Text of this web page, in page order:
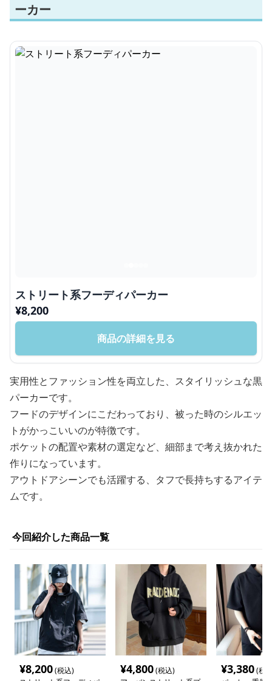
ーカー
ストリート系フーディパーカー
¥8,200
商品の詳細を見る
実用性とファッション性を両立した、スタイリッシュな黒
パーカーです。
フードのデザインにこだわっており、被った時のシルエッ
トがかっこいいのが特徴です。
ポケットの配置や素材の選定など、細部まで考え抜かれた
作りになっています。
アウトドアシーンでも活躍する、タフで長持ちするアイテ
ムです。
今回紹介した商品一覧
¥8,200(税込)
¥4,800(税込)
¥3,380(税